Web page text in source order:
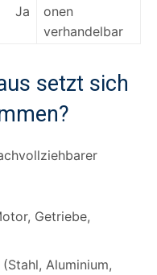
Ja
onen
verhandelbar
setzt sich
Getriebe,
Aluminium,